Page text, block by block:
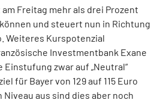
Freitag mehr als drei Prozent
und steuert nun in Richtung
Weiteres Kurspotenzial
Investmentbank Exane
Einstufung zwar auf „Neutral“
für Bayer von 129 auf 115 Euro
aus sind dies aber noch